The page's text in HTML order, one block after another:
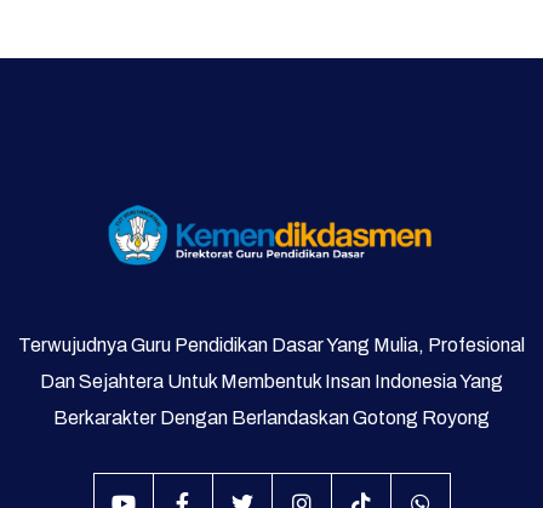
Terwujudnya Guru Pendidikan Dasar Yang Mulia, Profesional
Dan Sejahtera Untuk Membentuk Insan Indonesia Yang
Berkarakter Dengan Berlandaskan Gotong Royong